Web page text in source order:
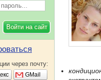
через почту:
GMail